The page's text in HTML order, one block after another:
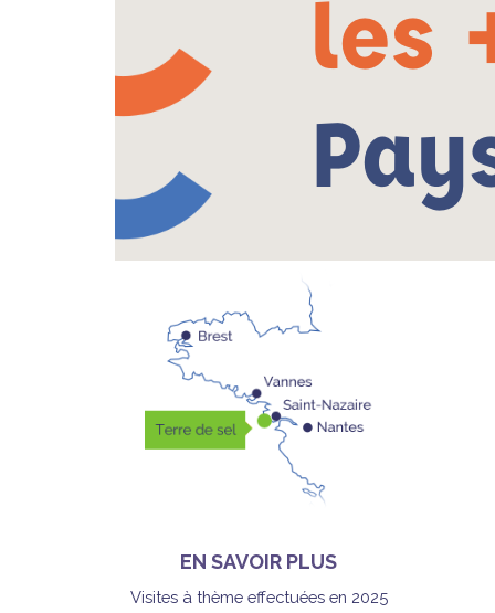
EN SAVOIR PLUS
Visites à thème effectuées en 2025